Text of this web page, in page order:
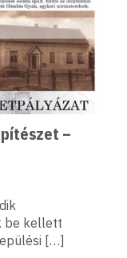
–
be kellett
[…]